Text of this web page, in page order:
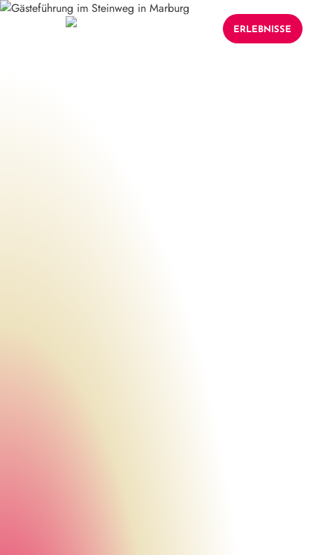
ERLEBNISSE